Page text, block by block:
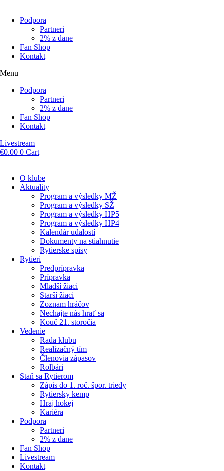
Podpora
Partneri
2% z dane
Fan Shop
Kontakt
Menu
Podpora
Partneri
2% z dane
Fan Shop
Kontakt
Livestream
€0.00 0 Cart
O klube
Aktuality
Program a výsledky MŽ
Program a výsledky SŽ
Program a výsledky HP5
Program a výsledky HP4
Kalendár udalostí
Dokumenty na stiahnutie
Rytierske spisy
Rytieri
Predprípravka
Prípravka
Mladší žiaci
Starší žiaci
Zoznam hráčov
Nechajte nás hrať sa
Kouč 21. storočia
Vedenie
Rada klubu
Realizačný tím
Členovia zápasov
Rolbári
Staň sa Rytierom
Zápis do 1. roč. špor. triedy
Rytiersky kemp
Hraj hokej
Kariéra
Podpora
Partneri
2% z dane
Fan Shop
Livestream
Kontakt